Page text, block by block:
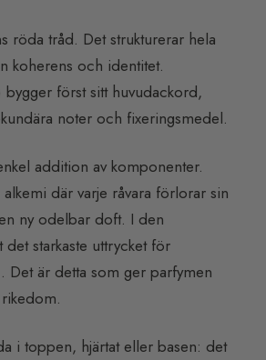
röda tråd. Det strukturerar hela
koherens och identitet.
bygger först sitt huvudackord,
noter och fixeringsmedel.
addition av komponenter.
där varje råvara förlorar sin
ny odelbar doft. I den
starkaste uttrycket för
Det är detta som ger parfymen
i toppen, hjärtat eller basen: det